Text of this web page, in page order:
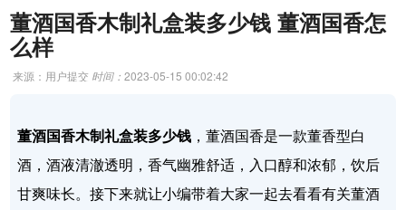
董酒国香木制礼盒装多少钱 董酒国香怎
么样
来源：用户提交 时间：2023-05-15 00:02:42
董酒国香木制礼盒装多少钱 ，董酒国香是一款董香型白
酒，酒液清澈透明，香气幽雅舒适，入口醇和浓郁，饮后
甘爽味长。接下来就让小编带着大家一起去看看有关董酒